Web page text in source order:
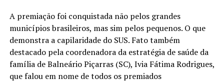
A premiação foi conquistada não pelos grandes
municípios brasileiros, mas sim pelos pequenos. O que
demonstra a capilaridade do SUS. Fato também
destacado pela coordenadora da estratégia de saúde da
família de Balneário Piçarras (SC), Ivia Fátima Rodrigues,
que falou em nome de todos os premiados